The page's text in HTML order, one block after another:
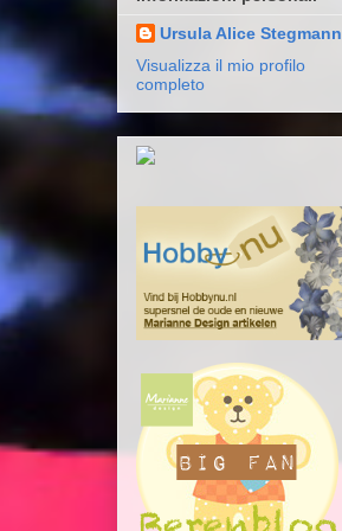
Ursula Alice Stegmann
Visualizza il mio profilo
completo